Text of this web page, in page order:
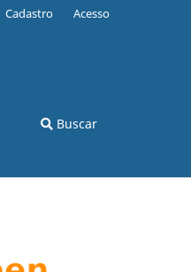
Buscar
Cadastro Acesso